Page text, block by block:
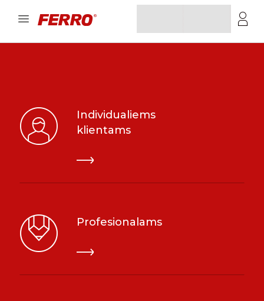
Individualiems
klientams
Profesionalams